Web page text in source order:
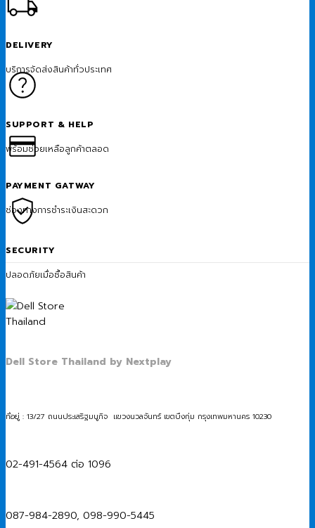
DELIVERY
บริการจัดส่งสินค้าทั่วประเทศ
SUPPORT & HELP
พร้อมช่วยเหลือลูกค้าตลอด
PAYMENT GATWAY
ช่องทางการชำระเงินสะดวก
SECURITY
ปลอดภัยเมื่อซื้อสินค้า
Dell Store Thailand by Nextplay
ที่อยู่ : 13/27 ถนนประเสริฐมนูกิจ แขวงนวลจันทร์ เขตบึงกุ่ม กรุงเทพมหานคร 10230
02-491-4564 ต่อ 1096
087-984-2890, 098-990-5445